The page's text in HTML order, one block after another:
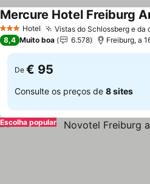
3 EstrelasHotel Vistas do Schlossberg e da
Mercure Hotel Freiburg
8,4 Muito boa 6.578 Freiburg, a
De € 95
Consulte os preços de 8 sites
Escolha popular